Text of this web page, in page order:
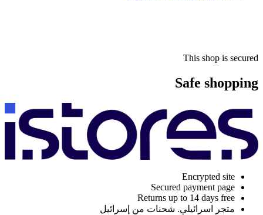
This shop is secured
Safe shopping
Encrypted site
Secured payment page
Returns up to 14 days free
متجر اسرائيلي. شحنات من إسرائيل